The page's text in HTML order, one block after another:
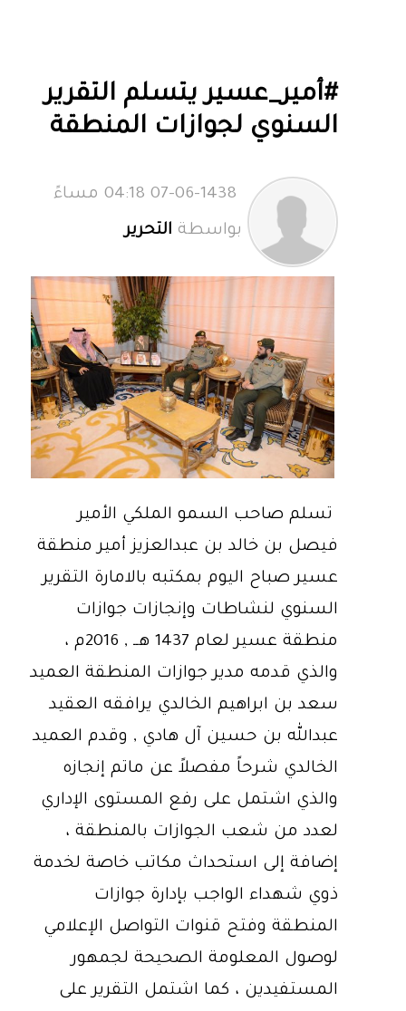
#أمير_عسير يتسلم التقرير
السنوي لجوازات المنطقة
بواسطة التحرير
تسلم صاحب السمو الملكي الأمير
فيصل بن خالد بن عبدالعزيز أمير منطقة
عسير صباح اليوم بمكتبه بالامارة التقرير
السنوي لنشاطات وإنجازات جوازات
منطقة عسير لعام 1437 هــ , 2016م ،
والذي قدمه مدير جوازات المنطقة العميد
سعد بن ابراهيم الخالدي يرافقه العقيد
عبدالله بن حسين آل هادي , وقدم العميد
الخالدي شرحاً مفصلاً عن ماتم إنجازه
والذي اشتمل على رفع المستوى الإداري
لعدد من شعب الجوازات بالمنطقة ،
إضافة إلى استحداث مكاتب خاصة لخدمة
ذوي شهداء الواجب بإدارة جوازات
المنطقة وفتح قنوات التواصل الإعلامي
لوصول المعلومة الصحيحة لجمهور
المستفيدين ، كما اشتمل التقرير على